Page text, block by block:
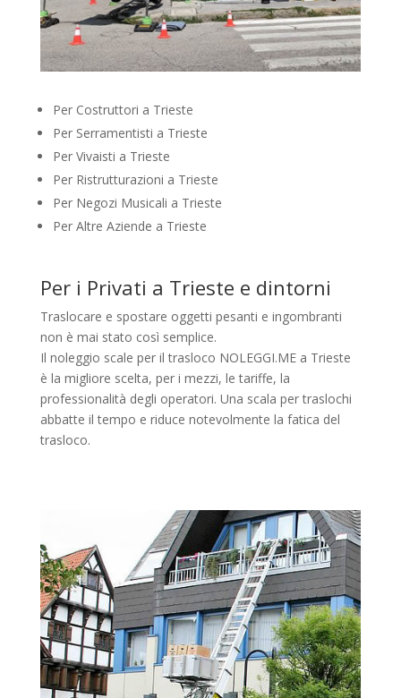
Per Costruttori a Trieste
Per Serramentisti a Trieste
Per Vivaisti a Trieste
Per Ristrutturazioni a Trieste
Per Negozi Musicali a Trieste
Per Altre Aziende a Trieste
Per i Privati a Trieste e dintorni
Traslocare e spostare oggetti pesanti e ingombranti
non è mai stato così semplice.
Il noleggio scale per il trasloco NOLEGGI.ME a Trieste
è la migliore scelta, per i mezzi, le tariffe, la
professionalità degli operatori. Una scala per traslochi
abbatte il tempo e riduce notevolmente la fatica del
trasloco.